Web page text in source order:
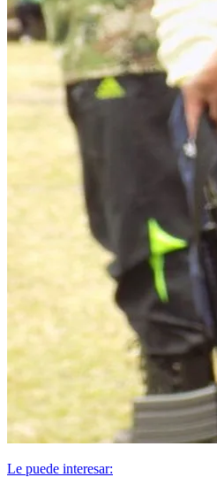
Le puede interesar: